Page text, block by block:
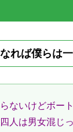
れば僕らは一
ないけどボー
人は男女混じ